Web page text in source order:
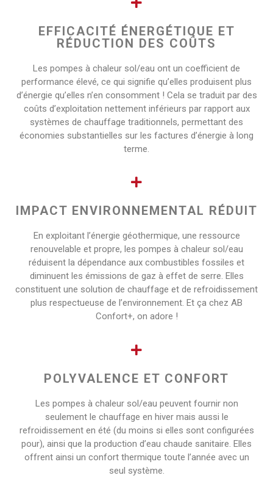
EFFICACITÉ ÉNERGÉTIQUE ET
RÉDUCTION DES COÛTS
Les pompes à chaleur sol/eau ont un coefficient de
performance élevé, ce qui signifie qu’elles produisent plus
d’énergie qu’elles n’en consomment ! Cela se traduit par des
coûts d’exploitation nettement inférieurs par rapport aux
systèmes de chauffage traditionnels, permettant des
économies substantielles sur les factures d’énergie à long
terme.
IMPACT ENVIRONNEMENTAL RÉDUIT
En exploitant l’énergie géothermique, une ressource
renouvelable et propre, les pompes à chaleur sol/eau
réduisent la dépendance aux combustibles fossiles et
diminuent les émissions de gaz à effet de serre. Elles
constituent une solution de chauffage et de refroidissement
plus respectueuse de l’environnement. Et ça chez AB
Confort+, on adore !
POLYVALENCE ET CONFORT
Les pompes à chaleur sol/eau peuvent fournir non
seulement le chauffage en hiver mais aussi le
refroidissement en été (du moins si elles sont configurées
pour), ainsi que la production d’eau chaude sanitaire. Elles
offrent ainsi un confort thermique toute l’année avec un
seul système.